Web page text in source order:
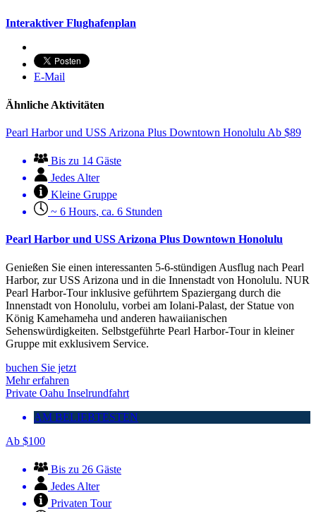
Interaktiver Flughafenplan
E-Mail
Ähnliche Aktivitäten
Pearl Harbor und USS Arizona Plus Downtown Honolulu Ab $89
Bis zu 14 Gäste
Jedes Alter
Kleine Gruppe
~ 6 Hours, ca. 6 Stunden
Pearl Harbor und USS Arizona Plus Downtown Honolulu
Genießen Sie einen interessanten 5-6-stündigen Ausflug nach Pearl
Harbor, zur USS Arizona und in die Innenstadt von Honolulu. NUR
Pearl Harbor-Tour inklusive geführtem Spaziergang durch die
Innenstadt von Honolulu, vorbei am Iolani-Palast, der Statue von
König Kamehameha und anderen hawaiianischen
Sehenswürdigkeiten. Selbstgeführte Pearl Harbor-Tour in kleiner
Gruppe mit exklusivem Service.
buchen Sie jetzt
Mehr erfahren
Private Oahu Inselrundfahrt
AM BELIEBTESTEN
Ab $100
Bis zu 26 Gäste
Jedes Alter
Privaten Tour